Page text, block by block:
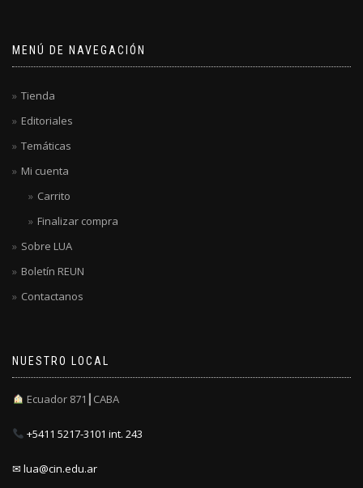
MENÚ DE NAVEGACIÓN
Tienda
Editoriales
Temáticas
Mi cuenta
Carrito
Finalizar compra
Sobre LUA
Boletín REUN
Contactanos
NUESTRO LOCAL
Ecuador 871┃CABA
+5411 5217-3101 int. 243
✉ lua@cin.edu.ar